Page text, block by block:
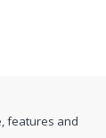
features and